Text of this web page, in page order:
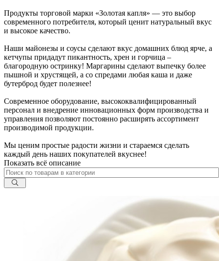
Продукты торговой марки «Золотая капля» — это выбор
современного потребителя, который ценит натуральный вкус
и высокое качество.
Наши майонезы и соусы сделают вкус домашних блюд ярче, а
кетчупы придадут пикантность, хрен и горчица –
благородную остринку! Маргарины сделают выпечку более
пышной и хрустящей, а со спредами любая каша и даже
бутерброд будет полезнее!
Современное оборудование, высококвалифицированный
персонал и внедрение инновационных форм производства и
управления позволяют постоянно расширять ассортимент
производимой продукции.
Мы ценим простые радости жизни и стараемся сделать
каждый день наших покупателей вкуснее!
Показать всё описание